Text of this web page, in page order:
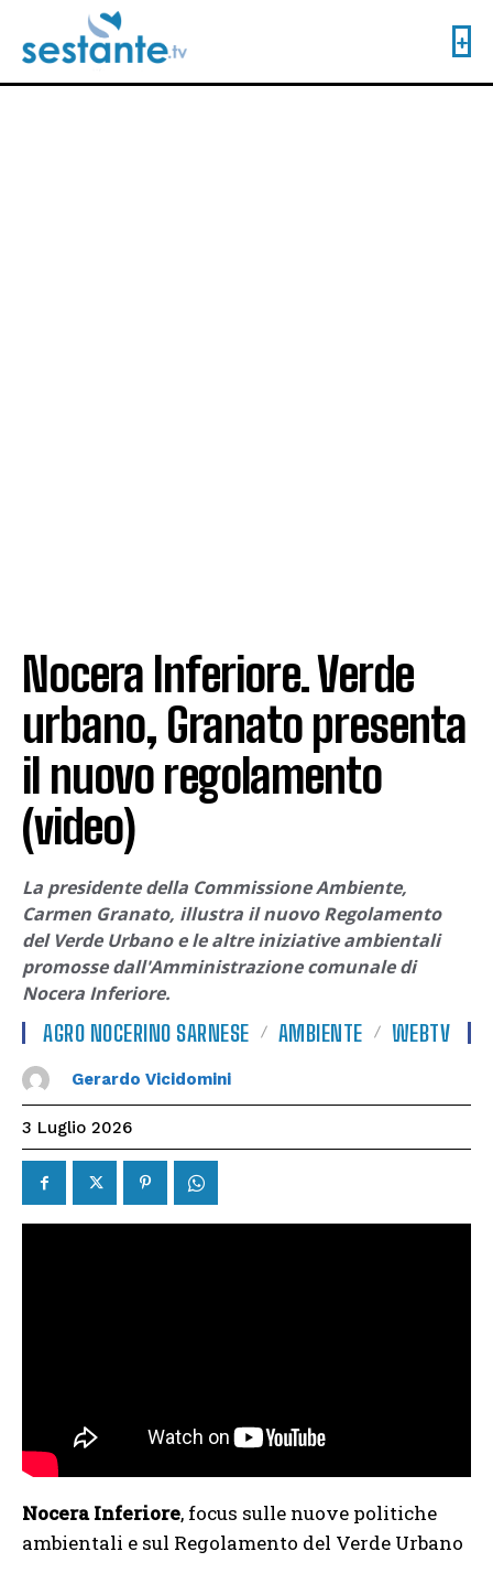
Nocera Inferiore. Verde
urbano, Granato presenta
il nuovo regolamento
(video)
La presidente della Commissione Ambiente,
Carmen Granato, illustra il nuovo Regolamento
del Verde Urbano e le altre iniziative ambientali
promosse dall'Amministrazione comunale di
Nocera Inferiore.
AGRO NOCERINO SARNESE AMBIENTE WEBTV
Gerardo Vicidomini
3 Luglio 2026
Nocera Inferiore, focus sulle nuove politiche
ambientali e sul Regolamento del Verde Urbano